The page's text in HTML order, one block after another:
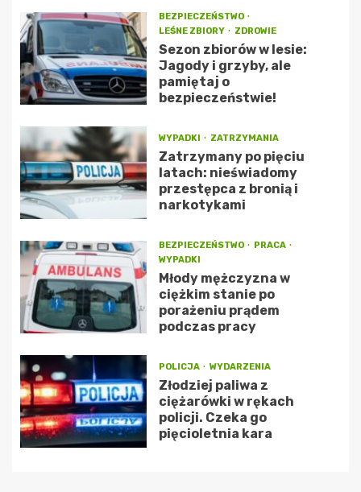
BEZPIECZEŃSTWO
LEŚNE ZBIORY
ZDROWIE
Sezon zbiorów w lesie:
Jagody i grzyby, ale
pamiętaj o
bezpieczeństwie!
WYPADKI ZATRZYMANIA
Zatrzymany po pięciu
latach: nieświadomy
przestępca z bronią i
narkotykami
BEZPIECZEŃSTWO
PRACA
WYPADKI
Młody mężczyzna w
ciężkim stanie po
porażeniu prądem
podczas pracy
POLICJA WYDARZENIA
Złodziej paliwa z
ciężarówki w rękach
policji. Czeka go
pięcioletnia kara